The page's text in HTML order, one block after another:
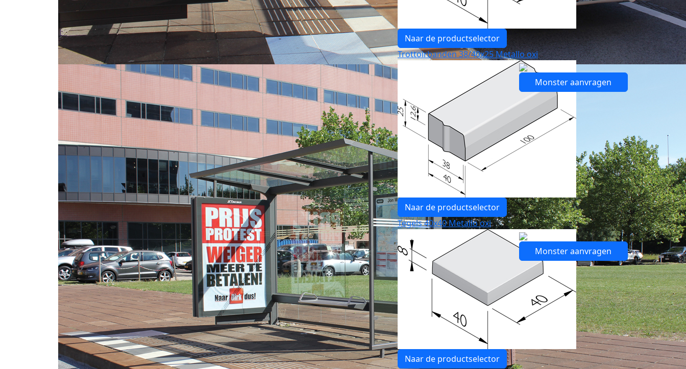
Naar de productselector
Trottoirbanden 38/40x25 Metallo oxi
Naar de productselector
Monster aanvragen
Tegels 40x40 Metallo oxi
Naar de productselector
Monster aanvragen